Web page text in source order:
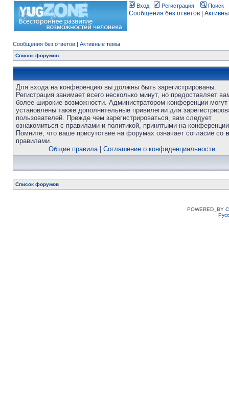
Вход Регистрация Поиск
Сообщения без ответов
Сообщения без ответов | Активные темы
Список форумов
Для входа на конференцию вы должны быть зарегистрированы.
Регистрация занимает всего несколько минут, но предоставляет
более широкие возможности. Администратором конференции
установлены также дополнительные привилегии для
пользователей. Прежде чем зарегистрироваться, вам следует
ознакомиться с правилами и политикой, принятыми на
Помните, что ваше присутствие на форумах означает согласие со
правилами.
Общие правила| Соглашение о конфиденциальности
Список форумов
POWERED_BY